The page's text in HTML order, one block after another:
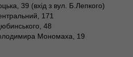
39 (вхід з вул. Б.Лепкого)
171
48
Мономаха, 19